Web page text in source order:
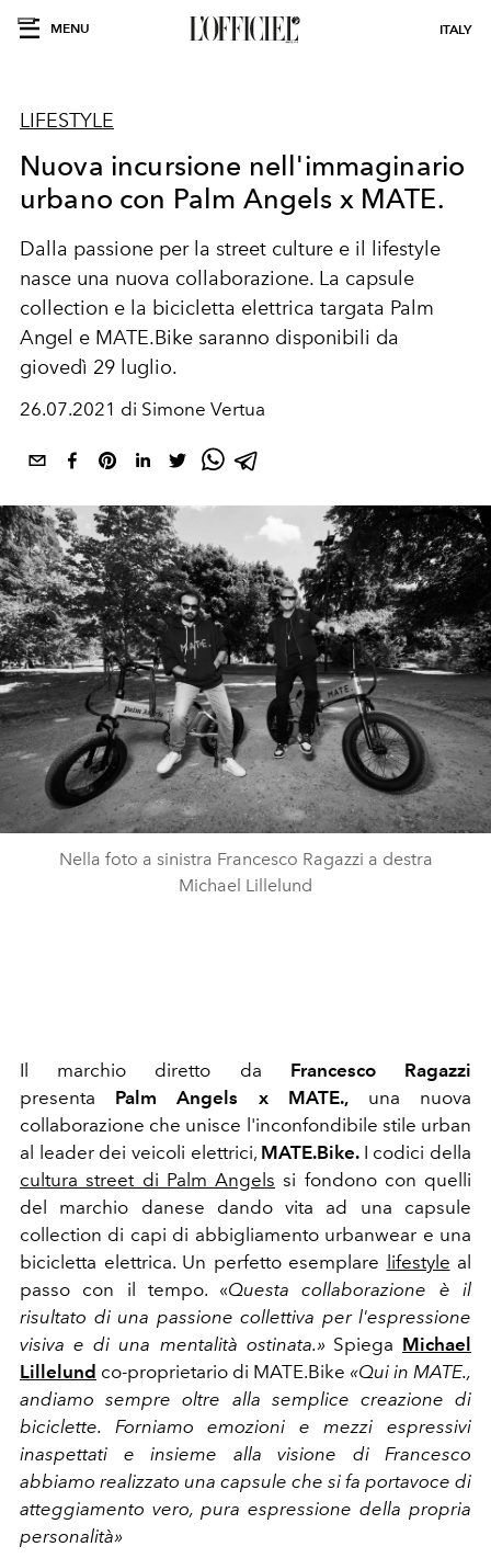
MENU ITALY
LIFESTYLE
Nuova incursione nell'immaginario
urbano con Palm Angels x MATE.
Dalla passione per la street culture e il lifestyle
nasce una nuova collaborazione. La capsule
collection e la bicicletta elettrica targata Palm
Angel e MATE.Bike saranno disponibili da
giovedì 29 luglio.
26.07.2021 di Simone Vertua
Nella foto a sinistra Francesco Ragazzi a destra
Michael Lillelund
Il marchio diretto da Francesco Ragazzi
presenta Palm Angels x MATE.,una nuova
collaborazione che unisce l'inconfondibile stile urban
al leader dei veicoli elettrici, MATE.Bike. I codici della
cultura street di Palm Angels si fondono con quelli
del marchio danese dando vita ad una capsule
collection di capi di abbigliamento urbanwear e una
bicicletta elettrica. Un perfetto esemplare lifestyle al
passo con il tempo. «Questa collaborazione è il
risultato di una passione collettiva per l'espressione
visiva e di una mentalità ostinata.» Spiega Michael
Lillelund co-proprietario di MATE.Bike «Qui in MATE.,
andiamo sempre oltre alla semplice creazione di
biciclette. Forniamo emozioni e mezzi espressivi
inaspettati e insieme alla visione di Francesco
abbiamo realizzato una capsule che si fa portavoce di
atteggiamento vero, pura espressione della propria
personalità»